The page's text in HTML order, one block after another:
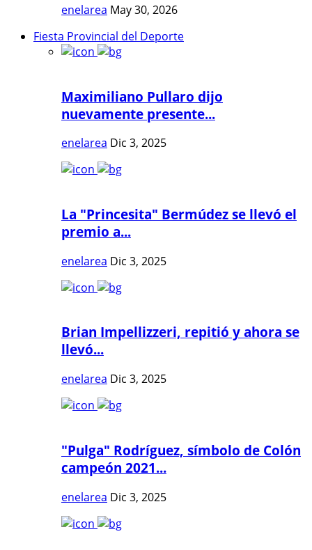
enelarea May 30, 2026
Fiesta Provincial del Deporte
Maximiliano Pullaro dijo
nuevamente presente...
enelarea Dic 3, 2025
La "Princesita" Bermúdez se llevó el
premio a...
enelarea Dic 3, 2025
Brian Impellizzeri, repitió y ahora se
llevó...
enelarea Dic 3, 2025
"Pulga" Rodríguez, símbolo de Colón
campeón 2021...
enelarea Dic 3, 2025